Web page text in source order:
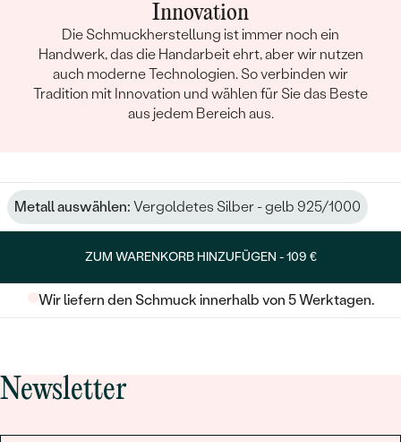
Innovation
Die Schmuckherstellung ist immer noch ein
Handwerk, das die Handarbeit ehrt, aber wir nutzen
auch moderne Technologien. So verbinden wir
Tradition mit Innovation und wählen für Sie das Beste
aus jedem Bereich aus.
Metall auswählen: Vergoldetes Silber - gelb 925/1000
ZUM WARENKORB HINZUFÜGEN -109 €
Wir liefern den Schmuck innerhalb von 5 Werktagen.
Newsletter